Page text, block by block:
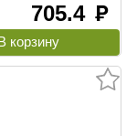
705.4 руб